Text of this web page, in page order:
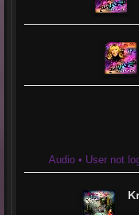
Audio • User not